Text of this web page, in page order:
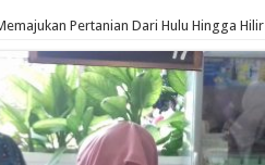
Pertanian Dari Hulu Hingga Hilir